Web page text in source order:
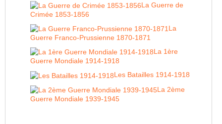
La Guerre de
Crimée 1853-1856
La
Guerre Franco-Prussienne 1870-1871
La 1ère
Guerre Mondiale 1914-1918
Les Batailles 1914-1918
La 2ème
Guerre Mondiale 1939-1945